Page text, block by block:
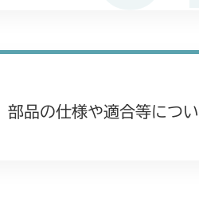
部品の仕様や適合等につ